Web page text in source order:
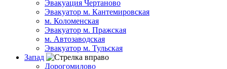
Эвакуация Чертаново
Эвакуатор м. Кантемировская
м. Коломенская
Эвакуатор м. Пражская
м. Автозаводская
Эвакуатор м. Тульская
Запад
Дорогомилово